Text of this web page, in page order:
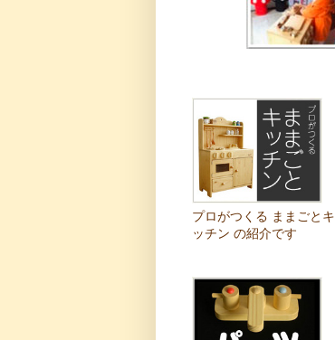
プロがつくる ままごとキ
ッチン の紹介です